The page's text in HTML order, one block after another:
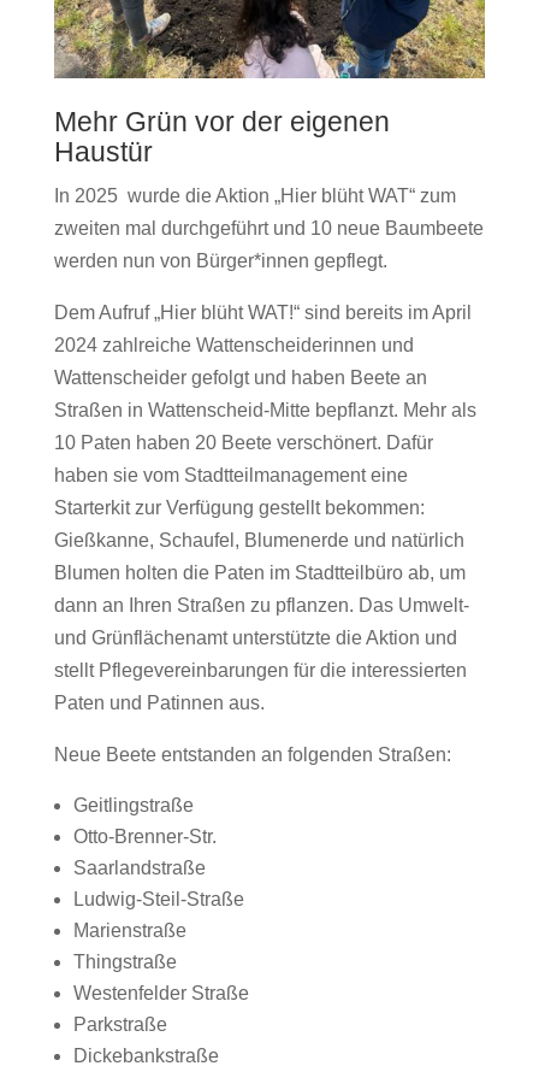
Mehr Grün vor der eigenen
Haustür
In 2025 wurde die Aktion „Hier blüht WAT“ zum
zweiten mal durchgeführt und 10 neue Baumbeete
werden nun von Bürger*innen gepflegt.
Dem Aufruf „Hier blüht WAT!“ sind bereits im April
2024 zahlreiche Wattenscheiderinnen und
Wattenscheider gefolgt und haben Beete an
Straßen in Wattenscheid-Mitte bepflanzt. Mehr als
10 Paten haben 20 Beete verschönert. Dafür
haben sie vom Stadtteilmanagement eine
Starterkit zur Verfügung gestellt bekommen:
Gießkanne, Schaufel, Blumenerde und natürlich
Blumen holten die Paten im Stadtteilbüro ab, um
dann an Ihren Straßen zu pflanzen. Das Umwelt-
und Grünflächenamt unterstützte die Aktion und
stellt Pflegevereinbarungen für die interessierten
Paten und Patinnen aus.
Neue Beete entstanden an folgenden Straßen:
Geitlingstraße
Otto-Brenner-Str.
Saarlandstraße
Ludwig-Steil-Straße
Marienstraße
Thingstraße
Westenfelder Straße
Parkstraße
Dickebankstraße